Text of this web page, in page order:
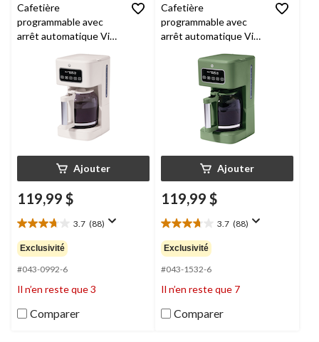
Cafetière
programmable avec
arrêt automatique Vida
Colour, biscuit sablé,
14 tasses
Ajouter
119,99 $
3.7 (88)
3.7
étoile(s)
sur
5.
88
évaluations
Exclusivité
#043-0992-6
Il n’en reste que 3
Comparer
Cafetière
programmable avec
arrêt automatique Vida
Colour, matcha, 14
Ajouter
119,99 $
3.7 (88)
3.7
étoile(s)
sur
5.
88
évaluations
Exclusivité
#043-1532-6
Il n’en reste que 7
Comparer